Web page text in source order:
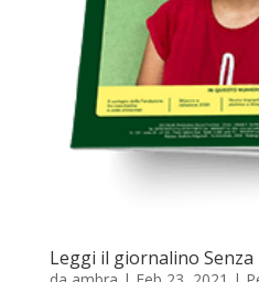
Leggi il giornalino Senza